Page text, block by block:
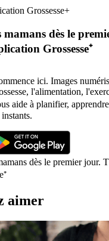
Grossesse+
mamans dès le
Grossesse⁺
ici. Images
l'alimentation,
aide à planifier,
aimer